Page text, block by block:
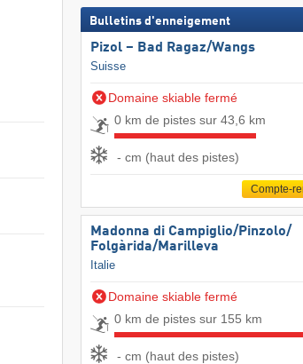
Bulletins d'enneigement
Pizol – Bad Ragaz/​Wangs
Suisse
Domaine skiable fermé
0 km de pistes sur 43,6 km
- cm (haut des pistes)
Compte-
Madonna di Campiglio/​Pinzolo/​
Folgàrida/​Marilleva
Italie
Domaine skiable fermé
0 km de pistes sur 155 km
- cm (haut des pistes)